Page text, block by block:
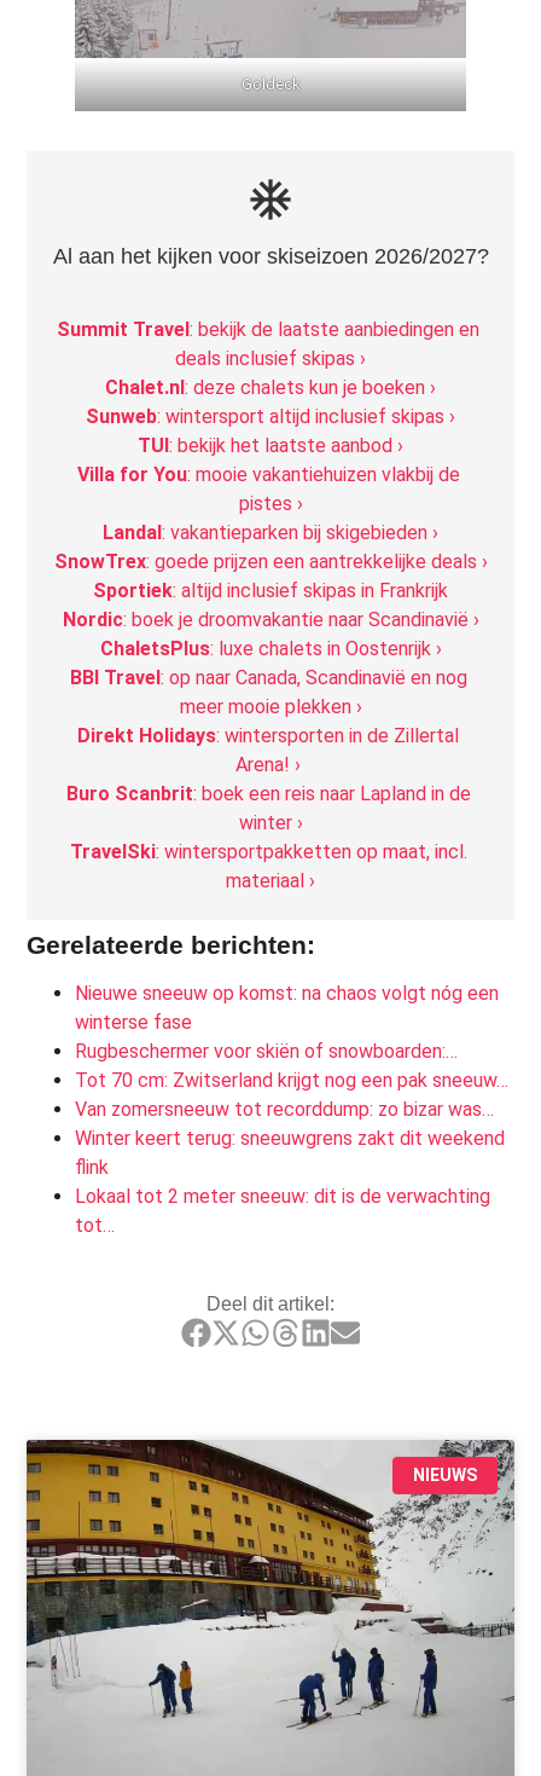
Goldeck
ac_unit
Al aan het kijken voor skiseizoen 2026/2027?
Summit Travel: bekijk de laatste aanbiedingen en
deals inclusief skipas ›
Chalet.nl: deze chalets kun je boeken ›
Sunweb: wintersport altijd inclusief skipas ›
TUI: bekijk het laatste aanbod ›
Villa for You: mooie vakantiehuizen vlakbij de
pistes ›
Landal: vakantieparken bij skigebieden ›
SnowTrex: goede prijzen een aantrekkelijke deals ›
Sportiek: altijd inclusief skipas in Frankrijk
Nordic: boek je droomvakantie naar Scandinavië ›
ChaletsPlus: luxe chalets in Oostenrijk ›
BBI Travel: op naar Canada, Scandinavië en nog
meer mooie plekken ›
Direkt Holidays: wintersporten in de Zillertal
Arena! ›
Buro Scanbrit: boek een reis naar Lapland in de
winter ›
TravelSki: wintersportpakketten op maat, incl.
materiaal ›
Gerelateerde berichten:
Nieuwe sneeuw op komst: na chaos volgt nóg een
winterse fase
Rugbeschermer voor skiën of snowboarden:…
Tot 70 cm: Zwitserland krijgt nog een pak sneeuw…
Van zomersneeuw tot recorddump: zo bizar was…
Winter keert terug: sneeuwgrens zakt dit weekend
flink
Lokaal tot 2 meter sneeuw: dit is de verwachting
tot…
Deel dit artikel:
NIEUWS